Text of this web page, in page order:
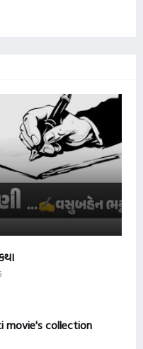
movie's collection